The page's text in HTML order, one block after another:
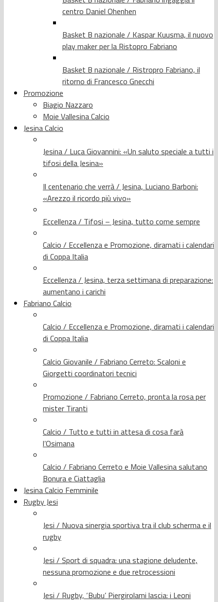
centro Daniel Ohenhen
Basket B nazionale / Kaspar Kuusma, il nuovo
play maker per la Ristopro Fabriano
Basket B nazionale / Ristropro Fabriano, il
ritorno di Francesco Gnecchi
Promozione
Biagio Nazzaro
Moie Vallesina Calcio
Jesina Calcio
Jesina / Luca Giovannini: «Un saluto speciale a tutti i
tifosi della Jesina»
Il centenario che verrà / Jesina, Luciano Barboni:
«Arezzo il ricordo più vivo»
Eccellenza / Tifosi – Jesina, tutto come sempre
Calcio / Eccellenza e Promozione, diramati i calendari
di Coppa Italia
Eccellenza / Jesina, terza settimana di preparazione:
aumentano i carichi
Fabriano Calcio
Calcio / Eccellenza e Promozione, diramati i calendari
di Coppa Italia
Calcio Giovanile / Fabriano Cerreto: Scaloni e
Giorgetti coordinatori tecnici
Promozione / Fabriano Cerreto, pronta la rosa per
mister Tiranti
Calcio / Tutto e tutti in attesa di cosa farà
l’Osimana
Calcio / Fabriano Cerreto e Moie Vallesina salutano
Bonura e Ciattaglia
Jesina Calcio Femminile
Rugby Jesi
Jesi / Nuova sinergia sportiva tra il club scherma e il
rugby
Jesi / Sport di squadra: una stagione deludente,
nessuna promozione e due retrocessioni
Jesi / Rugby, ‘Bubu’ Piergirolami lascia: i Leoni